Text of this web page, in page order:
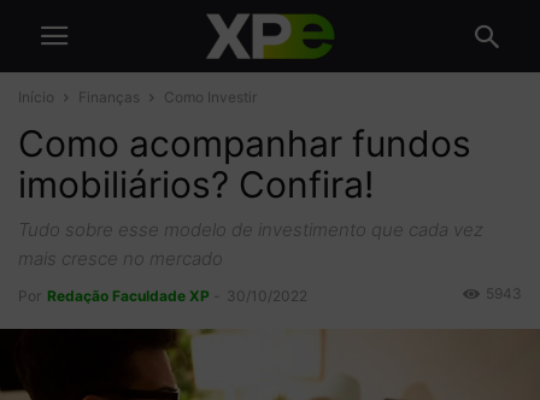
Início Finanças Como Investir
Como acompanhar fundos
imobiliários? Confira!
Tudo sobre esse modelo de investimento que cada vez
mais cresce no mercado
Por Redação Faculdade XP 30/10/2022 5943